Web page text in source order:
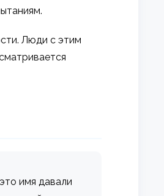
Люди с этим
имя давали